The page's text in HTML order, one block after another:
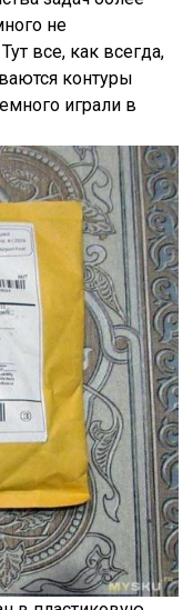
не
Тут все, как всегда,
контуры
играли в